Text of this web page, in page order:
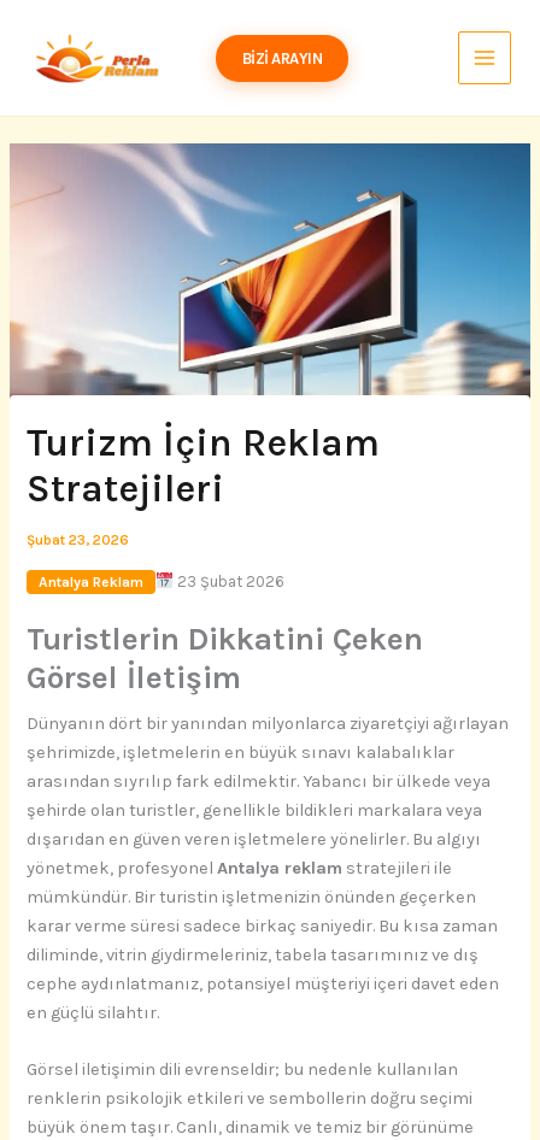
BIZI ARAYIN
Turizm İçin Reklam
Stratejileri
Şubat 23, 2026
Antalya Reklam 23 Şubat 2026
Turistlerin Dikkatini Çeken
Görsel İletişim
Dünyanın dört bir yanından milyonlarca ziyaretçiyi ağırlayan
şehrimizde, işletmelerin en büyük sınavı kalabalıklar
arasından sıyrılıp fark edilmektir. Yabancı bir ülkede veya
şehirde olan turistler, genellikle bildikleri markalara veya
dışarıdan en güven veren işletmelere yönelirler. Bu algıyı
yönetmek, profesyonelAntalya reklam stratejileri ile
mümkündür. Bir turistin işletmenizin önünden geçerken
karar verme süresi sadece birkaç saniyedir. Bu kısa zaman
diliminde, vitrin giydirmeleriniz, tabela tasarımınız ve dış
cephe aydınlatmanız, potansiyel müşteriyi içeri davet eden
en güçlü silahtır.
Görsel iletişimin dili evrenseldir; bu nedenle kullanılan
renklerin psikolojik etkileri ve sembollerin doğru seçimi
büyük önem taşır. Canlı, dinamik ve temiz bir görünüme